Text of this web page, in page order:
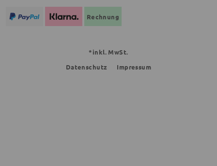
Rechnung
*inkl. MwSt.
Datenschutz
Impressum